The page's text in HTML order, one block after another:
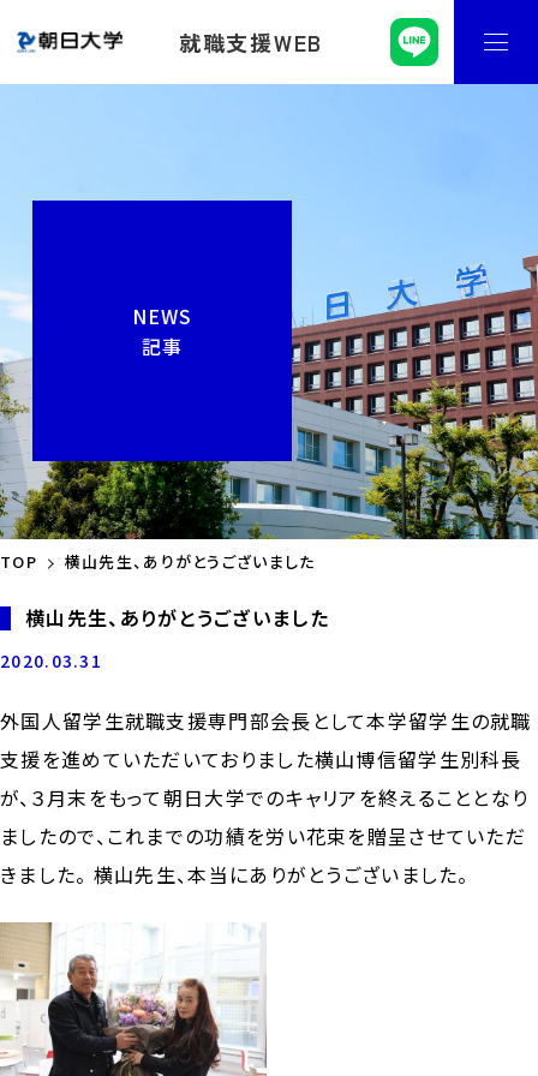
就職支援WEB
NEWS
記事
TOP 横山先生、ありがとうございました
横山先生、ありがとうございました
2020.03.31
外国人留学生就職支援専門部会長として本学留学生の就職
支援を進めていただいておりました横山博信留学生別科長
が、３月末をもって朝日大学でのキャリアを終えることとなり
ましたので、これまでの功績を労い花束を贈呈させていただ
きました。 横山先生、本当にありがとうございました。